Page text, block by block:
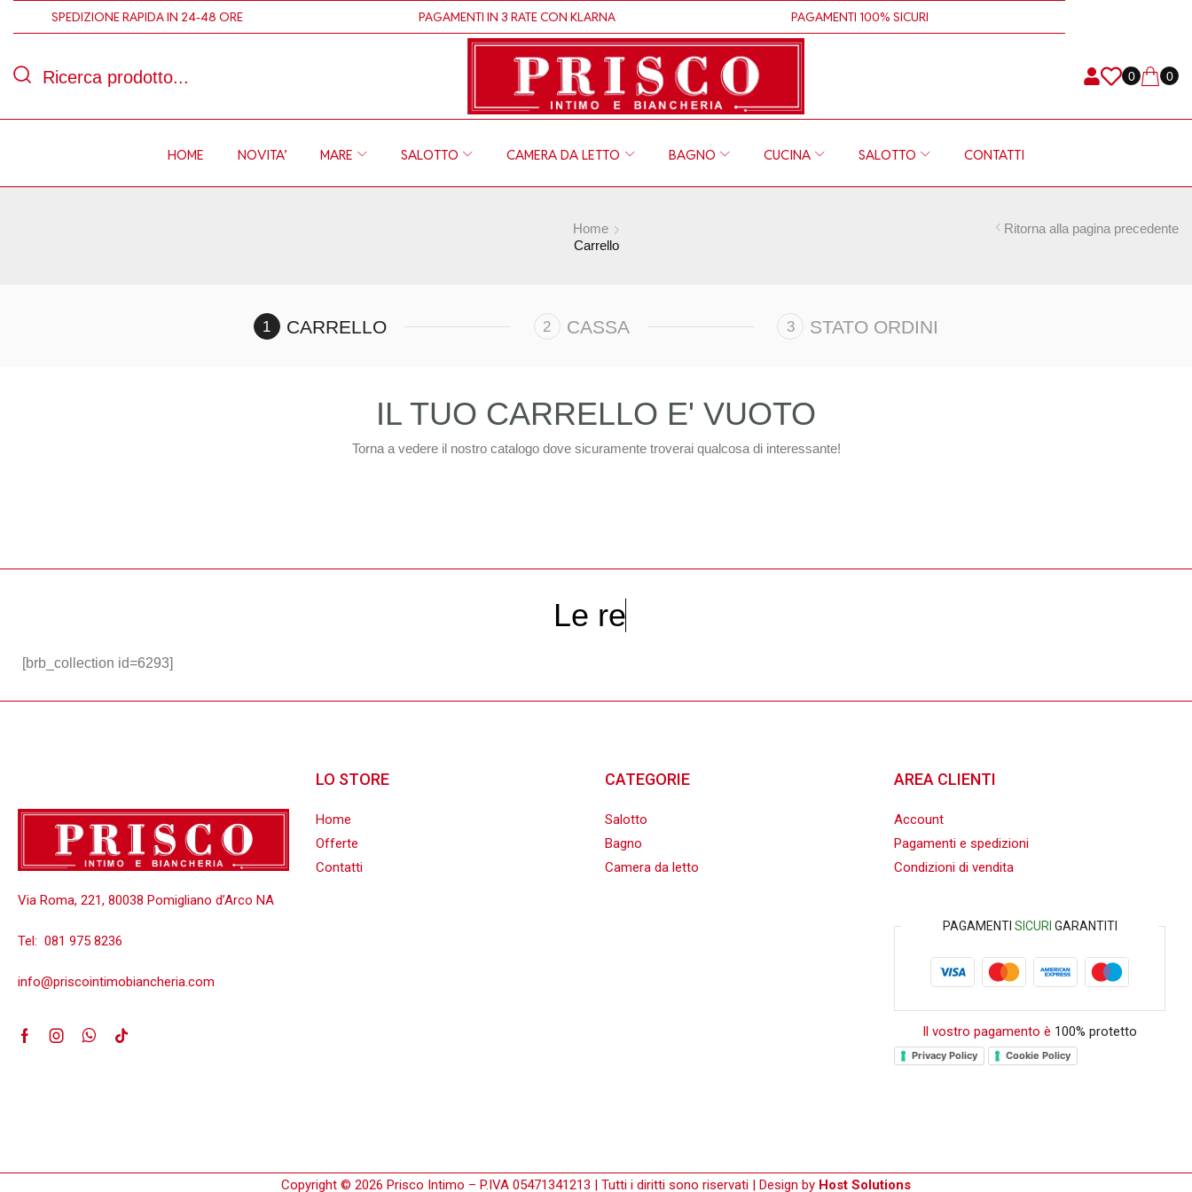
SPEDIZIONE RAPIDA IN 24-48 ORE PAGAMENTI IN 3 RATE CON KLARNA PAGAMENTI 100% SICURI
Ricerca prodotto... 0 0
HOME NOVITA’ MARE SALOTTO CAMERA DA LETTO BAGNO CUCINA SALOTTO CONTATTI
Ritorna alla pagina precedente
Home
Carrello
CARRELLO CASSA STATO ORDINI
IL TUO CARRELLO E' VUOTO
Torna a vedere il nostro catalogo dove sicuramente troverai qualcosa di interessante!
e r ece
[brb_collection id=6293]
Via Roma, 221, 80038 Pomigliano d’Arco NA
Tel: 081 975 8236
info@priscointimobiancheria.com
LO STORE
Home
Offerte
Contatti
CATEGORIE
Salotto
Bagno
Camera da letto
AREA CLIENTI
Account
Pagamenti e spedizioni
Condizioni di vendita
PAGAMENTI SICURI GARANTITI
Il vostro pagamento è 100% protetto
Privacy Policy Cookie Policy
Copyright © 2026 Prisco Intimo – P.IVA 05471341213 | Tutti i diritti sono riservati | Design by Host Solutions